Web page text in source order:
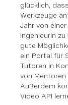
glücklich,
Werkzeuge
Jahr von
Ingenieurin
gute
ein Portal für
Tutoren in
von Mentoren
Außerdem
Video API